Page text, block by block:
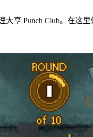
亨 Punch Club。在这